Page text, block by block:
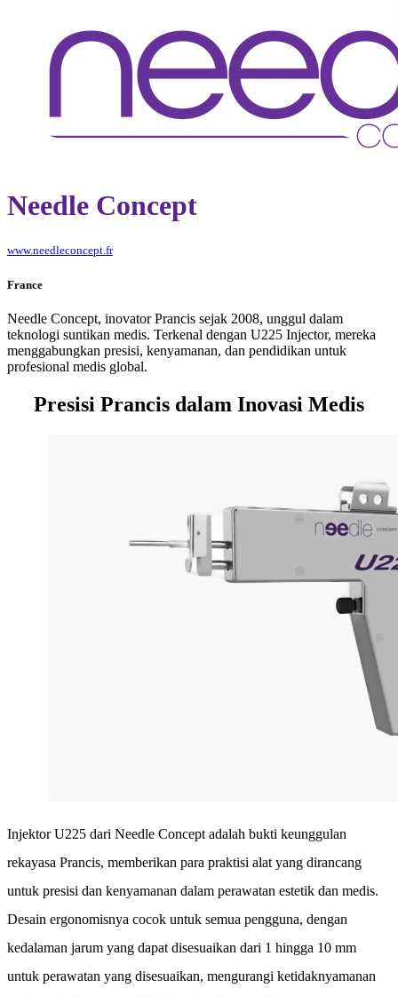
Needle Concept
www.needleconcept.fr
France
Needle Concept, inovator Prancis sejak 2008, unggul dalam
teknologi suntikan medis. Terkenal dengan U225 Injector, mereka
menggabungkan presisi, kenyamanan, dan pendidikan untuk
profesional medis global.
Presisi Prancis dalam Inovasi Medis
Injektor U225 dari Needle Concept adalah bukti keunggulan
rekayasa Prancis, memberikan para praktisi alat yang dirancang
untuk presisi dan kenyamanan dalam perawatan estetik dan medis.
Desain ergonomisnya cocok untuk semua pengguna, dengan
kedalaman jarum yang dapat disesuaikan dari 1 hingga 10 mm
untuk perawatan yang disesuaikan, mengurangi ketidaknyamanan